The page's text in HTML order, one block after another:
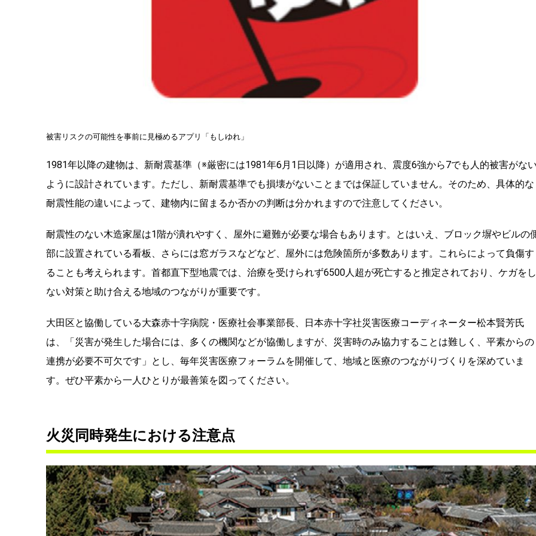
被害リスクの可能性を事前に見極めるアプリ「もしゆれ」
1981年以降の建物は、新耐震基準（※厳密には1981年6月1日以降）が適用され、震度6強から7でも人的被害がな
ように設計されています。ただし、新耐震基準でも損壊がないことまでは保証していません。そのため、具体的な
耐震性能の違いによって、建物内に留まるか否かの判断は分かれますので注意してください。
耐震性のない木造家屋は1階が潰れやすく、屋外に避難が必要な場合もあります。とはいえ、ブロック塀やビルの
部に設置されている看板、さらには窓ガラスなどなど、屋外には危険箇所が多数あります。これらによって負傷す
ることも考えられます。首都直下型地震では、治療を受けられず6500人超が死亡すると推定されており、ケガをし
ない対策と助け合える地域のつながりが重要です。
大田区と協働している大森赤十字病院・医療社会事業部長、日本赤十字社災害医療コーディネーター松本賢芳氏
は、「災害が発生した場合には、多くの機関などが協働しますが、災害時のみ協力することは難しく、平素からの
連携が必要不可欠です」とし、毎年災害医療フォーラムを開催して、地域と医療のつながりづくりを深めていま
す。ぜひ平素から一人ひとりが最善策を図ってください。
火災同時発生における注意点